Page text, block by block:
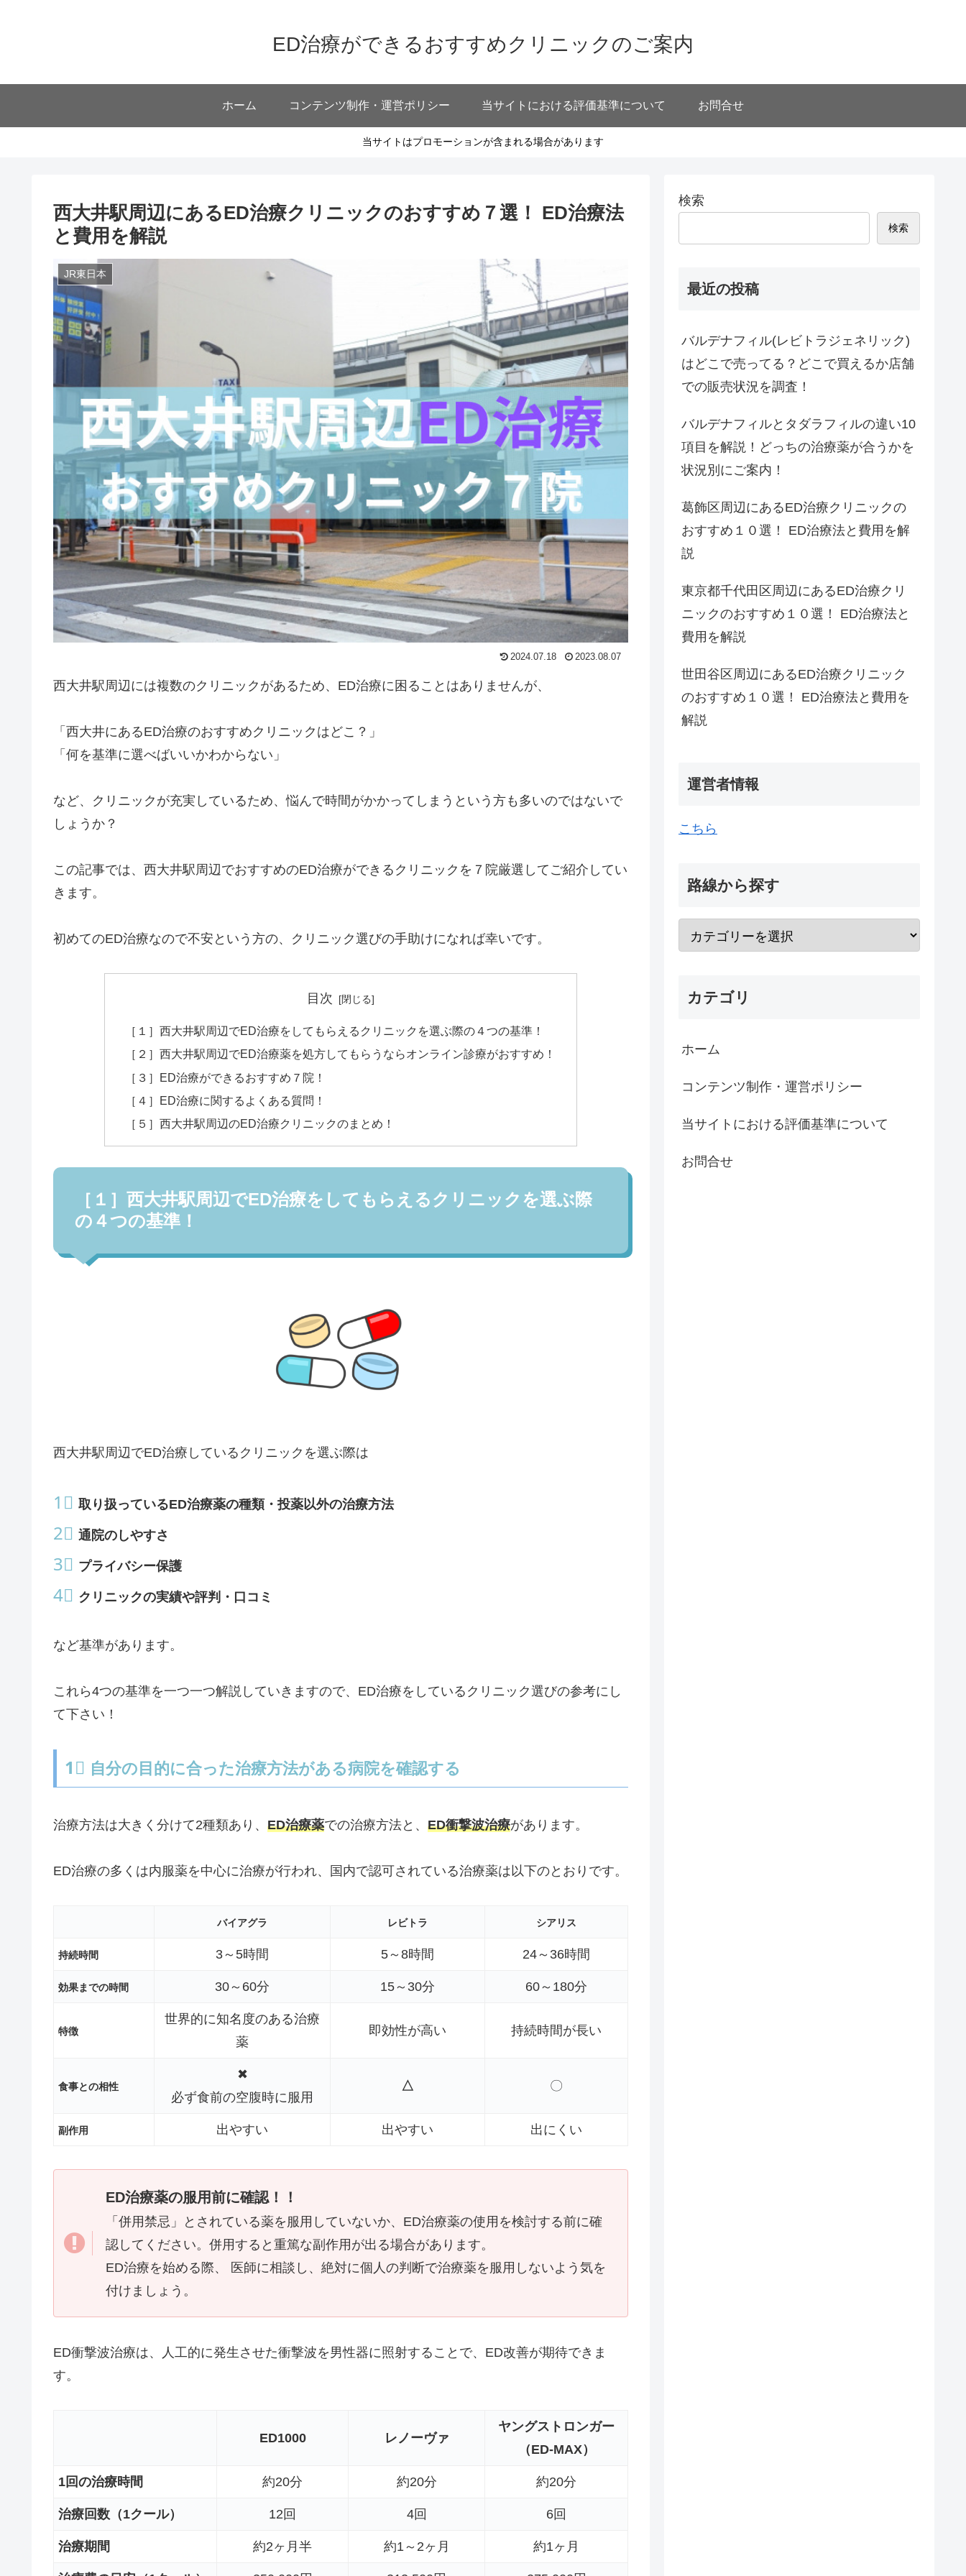
ED治療ができるおすすめクリニックのご案内
ホーム コンテンツ制作・運営ポリシー 当サイトにおける評価基準について お問合せ
当サイトはプロモーションが含まれる場合があります
西大井駅周辺にあるED治療クリニックのおすすめ７選！ ED治療法
と費用を解説
JR東日本
2024.07.18 2023.08.07
西大井駅周辺には複数のクリニックがあるため、ED治療に困ることはありませんが、
「西大井にあるED治療のおすすめクリニックはどこ？」
「何を基準に選べばいいかわからない」
など、クリニックが充実しているため、悩んで時間がかかってしまうという方も多いのではないで
しょうか？
この記事では、西大井駅周辺でおすすめのED治療ができるクリニックを７院厳選してご紹介してい
きます。
初めてのED治療なので不安という方の、クリニック選びの手助けになれば幸いです。
目次
［１］西大井駅周辺でED治療をしてもらえるクリニックを選ぶ際の４つの基準！
［２］西大井駅周辺でED治療薬を処方してもらうならオンライン診療がおすすめ！
［３］ED治療ができるおすすめ７院！
［４］ED治療に関するよくある質問！
［５］西大井駅周辺のED治療クリニックのまとめ！
［１］西大井駅周辺でED治療をしてもらえるクリニックを選ぶ際
の４つの基準！
西大井駅周辺でED治療しているクリニックを選ぶ際は
1⃣ 取り扱っているED治療薬の種類・投薬以外の治療方法
2⃣ 通院のしやすさ
3⃣ プライバシー保護
4⃣ クリニックの実績や評判・口コミ
など基準があります。
これら4つの基準を一つ一つ解説していきますので、ED治療をしているクリニック選びの参考にし
て下さい！
1⃣ 自分の目的に合った治療方法がある病院を確認する
治療方法は大きく分けて2種類あり、 ED治療薬での治療方法と、 ED衝撃波治療があります。
ED治療の多くは内服薬を中心に治療が行われ、国内で認可されている治療薬は以下のとおりです。
バイアグラ レビトラ シアリス
持続時間 3～5時間 5～8時間 24～36時間
効果までの時間 30～60分 15～30分 60～180分
特徴
世界的に知名度のある治療
薬
即効性が高い 持続時間が長い
食事との相性
✖
必ず食前の空腹時に服用
△ 〇
副作用 出やすい 出やすい 出にくい
ED治療薬の服用前に確認！！
「併用禁忌」とされている薬を服用していないか、ED治療薬の使用を検討する前に確
認してください。併用すると重篤な副作用が出る場合があります。
ED治療を始める際、 医師に相談し、絶対に個人の判断で治療薬を服用しないよう気を
付けましょう。
ED衝撃波治療は、人工的に発生させた衝撃波を男性器に照射することで、ED改善が期待できま
す。
ED1000 レノーヴァ
ヤングストロンガー
（ED-MAX）
1回の治療時間 約20分 約20分 約20分
治療回数（1クール） 12回 4回 6回
治療期間 約2ヶ月半 約1～2ヶ月 約1ヶ月
検索
検索
最近の投稿
バルデナフィル(レビトラジェネリック)
はどこで売ってる？どこで買えるか店舗
での販売状況を調査！
バルデナフィルとタダラフィルの違い10
項目を解説！どっちの治療薬が合うかを
状況別にご案内！
葛飾区周辺にあるED治療クリニックの
おすすめ１０選！ ED治療法と費用を解
説
東京都千代田区周辺にあるED治療クリ
ニックのおすすめ１０選！ ED治療法と
費用を解説
世田谷区周辺にあるED治療クリニック
のおすすめ１０選！ ED治療法と費用を
解説
運営者情報
こちら
路線から探す
カテゴリ
ホーム
コンテンツ制作・運営ポリシー
当サイトにおける評価基準について
お問合せ